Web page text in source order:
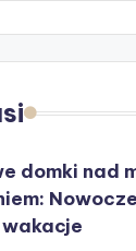
domki nad